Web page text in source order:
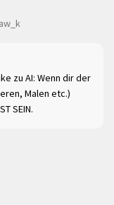
zu AI: Wenn dir der
Malen etc.)
SEIN.